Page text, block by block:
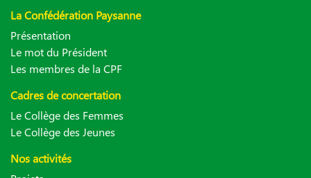
La Confédération Paysanne
Présentation
Le mot du Président
Les membres de la CPF
Cadres de concertation
Le Collège des Femmes
Le Collège des Jeunes
Nos activités